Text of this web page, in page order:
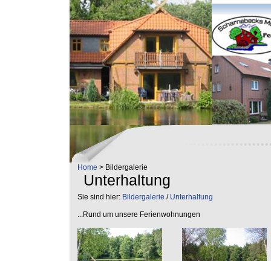
Home > Bildergalerie
Unterhaltung
Sie sind hier: Bildergalerie / Unterhaltung
...Rund um unsere Ferienwohnungen